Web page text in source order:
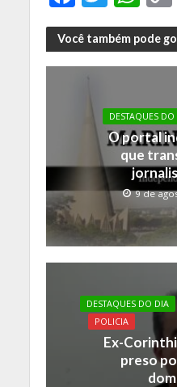
ac
e
b
w
itt
er
h
at
s
p
p
Você também pode
DESTAQUES
O portal
que
9 de
DESTAQUES DO DIA
POLICIA
Ex-
preso